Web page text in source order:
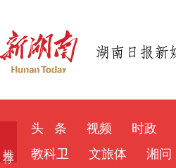
头 条 视频 时政
教科卫
文旅体 湘问